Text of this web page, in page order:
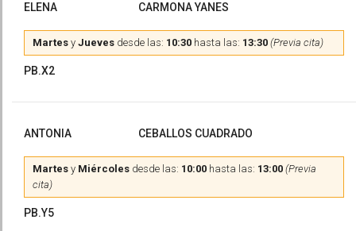
ELENA CARMONA YANES
Martes y Jueves desde las: 10:30 hasta las: 13:30 (Previa cita)
PB.X2
ANTONIA CEBALLOS CUADRADO
Martes y Miércoles desde las: 10:00 hasta las: 13:00 (Previa
cita)
PB.Y5